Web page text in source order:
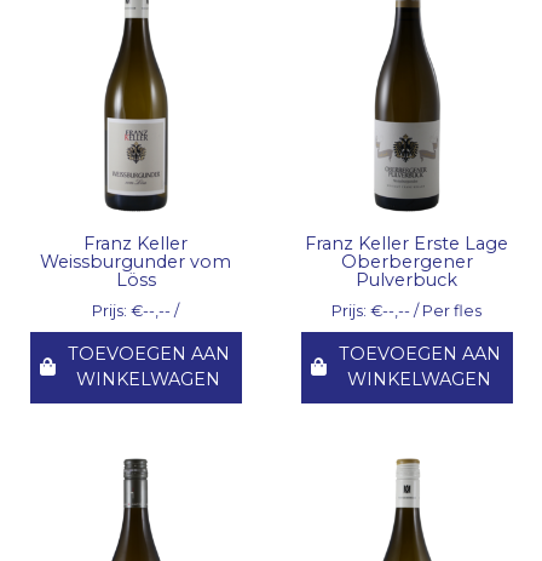
Franz Keller
Weissburgunder vom
Löss
Prijs: €--,-- /
TOEVOEGEN AAN
WINKELWAGEN
Franz Keller Erste Lage
Oberbergener
Pulverbuck
Prijs: €--,-- / Per fles
TOEVOEGEN AAN
WINKELWAGEN